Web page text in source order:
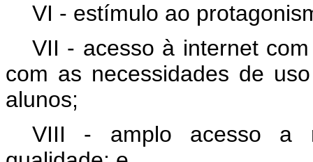
VI - estímulo ao
VII - acesso à internet
com as necessidades de
alunos;
VIII - amplo acesso a